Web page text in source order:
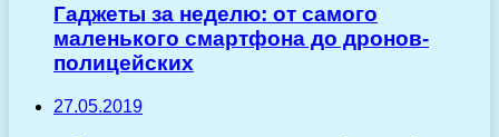
Гаджеты за неделю: от самого
маленького смартфона до дронов-
полицейских
27.05.2019